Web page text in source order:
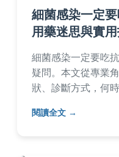
細菌感染一定
用藥迷思與實
細菌感染一定要吃
疑問。本文從專業
狀、診斷方式，何
提供實用問答與案
閱讀全文